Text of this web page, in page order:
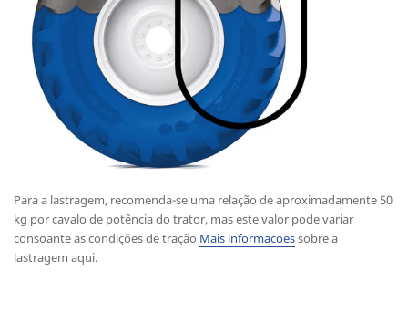
Para a lastragem, recomenda-se uma relação de aproximadamente 50
kg por cavalo de potência do trator, mas este valor pode variar
consoante as condições de tração Mais informacoessobre a
lastragem aqui.